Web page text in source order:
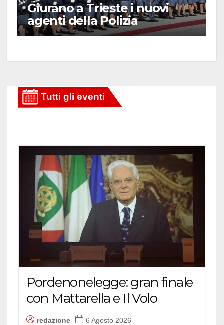
Giurano a Trieste i nuovi
agenti della Polizia
Pordenonelegge: gran finale
con Mattarella e Il Volo
redazione 6 Agosto 2026